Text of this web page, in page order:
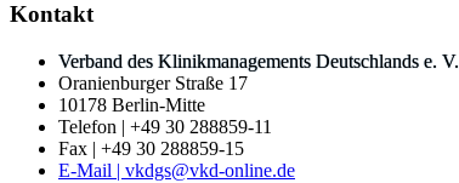
Kontakt
Verband des Klinikmanagements Deutschlands e. V.
Oranienburger Straße 17
10178 Berlin-Mitte
Telefon | +49 30 288859-11
Fax | +49 30 288859-15
E-Mail | vkdgs@vkd-online.de